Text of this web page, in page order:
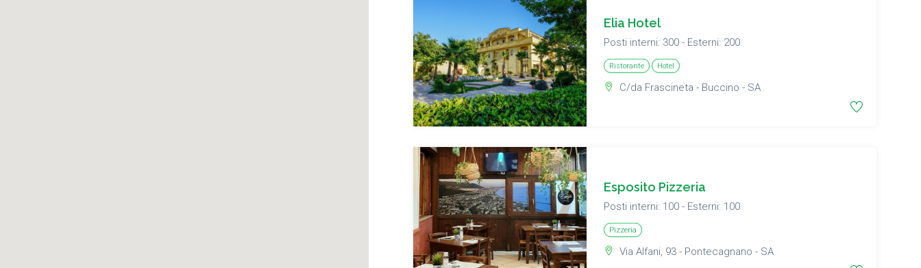
Elia Hotel
Posti interni: 300 - Esterni: 200
Ristorante Hotel
C/da Frascineta - Buccino - SA
Esposito Pizzeria
Posti interni: 100 - Esterni: 100
Pizzeria
Via Alfani, 93 - Pontecagnano - SA